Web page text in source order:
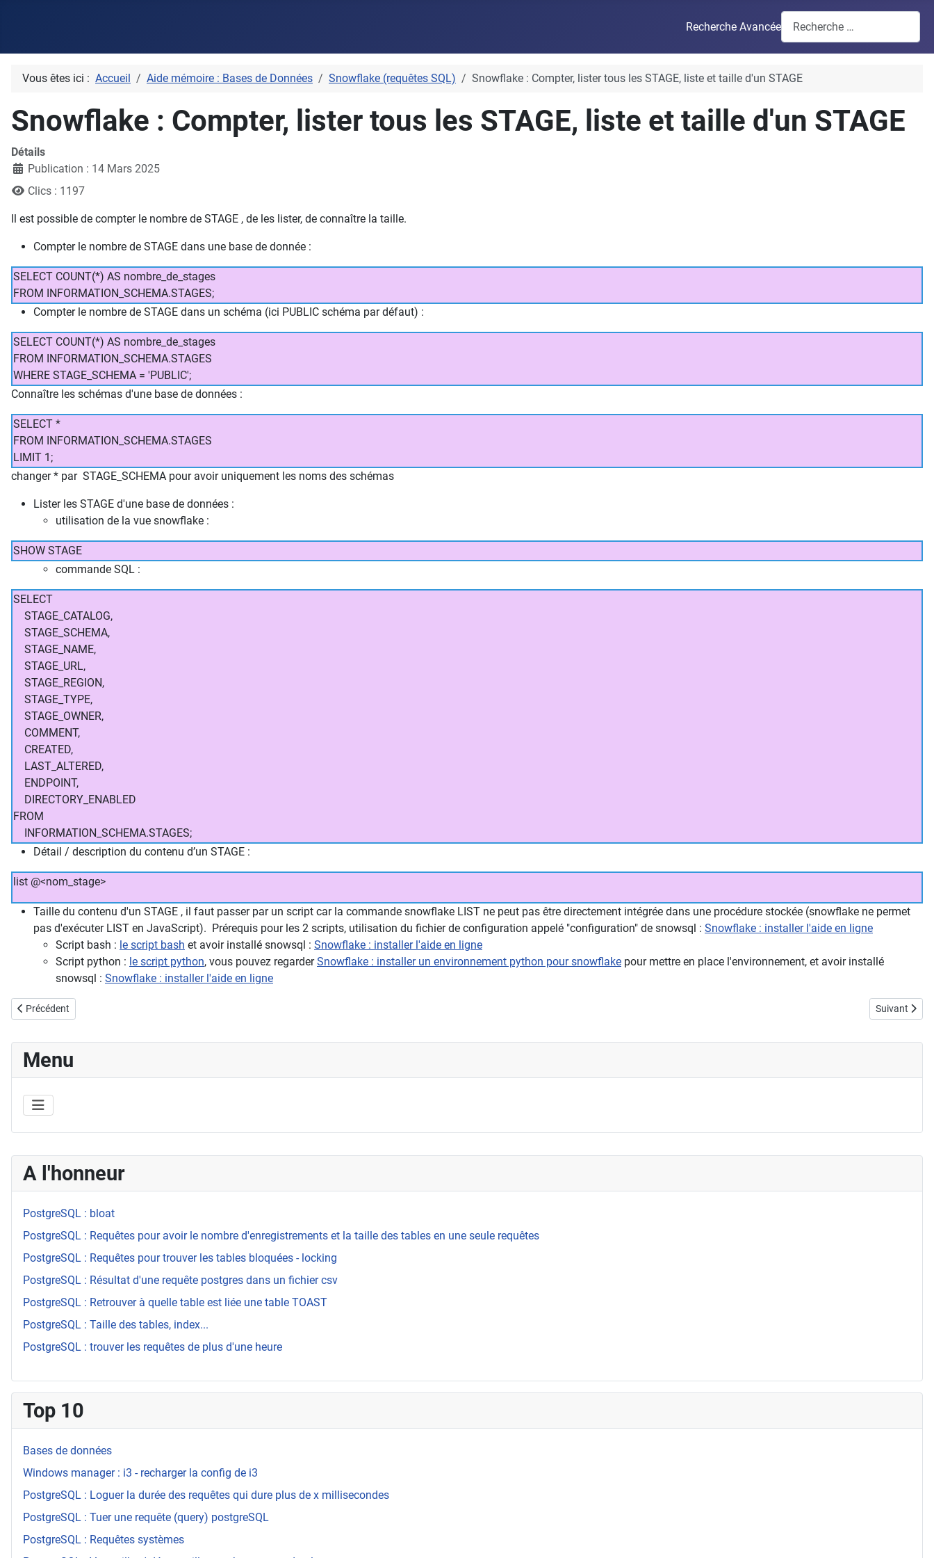
Recherche Avancée
A l'honneur
PostgreSQL : bloat
PostgreSQL : Requêtes pour avoir le nombre d'enregistrements et la taille des tables en une seule requêtes
PostgreSQL : Requêtes pour trouver les tables bloquées - locking
PostgreSQL : Résultat d'une requête postgres dans un fichier csv
PostgreSQL : Retrouver à quelle table est liée une table TOAST
PostgreSQL : Taille des tables, index...
PostgreSQL : trouver les requêtes de plus d'une heure
Top 10
Bases de données
Windows manager : i3 - recharger la config de i3
PostgreSQL : Loguer la durée des requêtes qui dure plus de x millisecondes
PostgreSQL : Tuer une requête (query) postgreSQL
PostgreSQL : Requêtes systèmes
Vous êtes ici : Accueil Aide mémoire : Bases de Données Snowflake (requêtes SQL) Snowflake : Compter, lister tous les STAGE, liste et taille d'un STAGE
Snowflake : Compter, lister tous les STAGE, liste et taille d'un STAGE
Détails
Publication : 14 Mars 2025
Clics : 1197
Il est possible de compter le nombre de STAGE , de les lister, de connaître la taille.
Compter le nombre de STAGE dans une base de donnée :
SELECT COUNT(*) AS nombre_de_stages
FROM INFORMATION_SCHEMA.STAGES;
Compter le nombre de STAGE dans un schéma (ici PUBLIC schéma par défaut) :
SELECT COUNT(*) AS nombre_de_stages
FROM INFORMATION_SCHEMA.STAGES
WHERE STAGE_SCHEMA = 'PUBLIC';
Connaître les schémas d'une base de données :
SELECT *
FROM INFORMATION_SCHEMA.STAGES
LIMIT 1;
changer * par STAGE_SCHEMA pour avoir uniquement les noms des schémas
Lister les STAGE d'une base de données :
utilisation de la vue snowflake :
SHOW STAGE
commande SQL :
SELECT
STAGE_CATALOG,
STAGE_SCHEMA,
STAGE_NAME,
STAGE_URL,
STAGE_REGION,
STAGE_TYPE,
STAGE_OWNER,
COMMENT,
CREATED,
LAST_ALTERED,
ENDPOINT,
DIRECTORY_ENABLED
FROM
INFORMATION_SCHEMA.STAGES;
Détail / description du contenu d’un STAGE :
list @<nom_stage>
Taille du contenu d'un STAGE , il faut passer par un script car la commande snowflake LIST ne peut pas être directement intégrée dans une procédure stockée (snowflake ne permet
pas d'exécuter LIST en JavaScript). Prérequis pour les 2 scripts, utilisation du fichier de configuration appelé "configuration" de snowsql : Snowflake : installer l'aide en ligne
Script bash : le script bash et avoir installé snowsql : Snowflake : installer l'aide en ligne
Script python : le script python, vous pouvez regarderSnowflake : installer un environnement python pour snowflake pour mettre en place l'environnement, et avoir installé
snowsql : Snowflake : installer l'aide en ligne
Article précédent : Snowflake : connaître quel warehouse est utitlisé pour la session courante
Précédent Article
Suivant
Menu